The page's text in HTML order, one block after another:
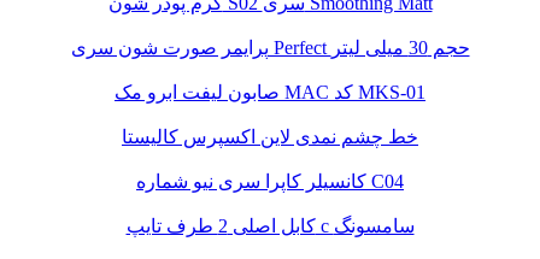
پرایمر صورت شون سری Perfect حجم 30 میلی لیتر
صابون لیفت ابرو مک MAC کد MKS-01
خط چشم نمدی لاین اکسپرس کالیستا
کانسیلر کاپرا سری نیو شماره C04
کابل اصلی 2 طرف تایپ c سامسونگ